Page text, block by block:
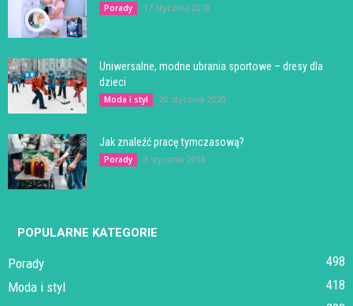
Porady 17 stycznia 2018
Uniwersalne, modne ubrania sportowe – dresy dla
dzieci
Moda i styl 20 stycznia 2020
Jak znaleźć pracę tymczasową?
Porady 9 stycznia 2018
POPULARNE KATEGORIE
Porady
498
Moda i styl
418